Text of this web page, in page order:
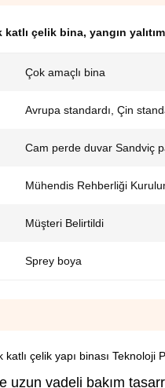
katlı çelik bina, yangın
Çok amaçlı bina
Avrupa standardı, Çin
Cam perde duvar Sandviç
Mühendis Rehberliği
Müşteri Belirtildi
Sprey boya
çelik yapı binası Teknoloji
uzun vadeli bakım